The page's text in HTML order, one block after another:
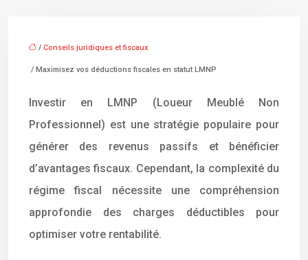
/ Conseils juridiques et fiscaux
/ Maximisez vos déductions fiscales en statut LMNP
Investir en LMNP (Loueur Meublé Non
Professionnel) est une stratégie populaire pour
générer des revenus passifs et bénéficier
d’avantages fiscaux. Cependant, la complexité du
régime fiscal nécessite une compréhension
approfondie des charges déductibles pour
optimiser votre rentabilité.